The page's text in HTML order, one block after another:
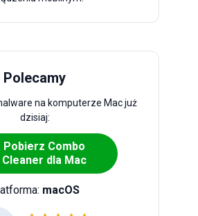
Polecamy
na komputerze Mac już
dzisiaj:
Pobierz Combo
Cleaner dla Mac
macOS